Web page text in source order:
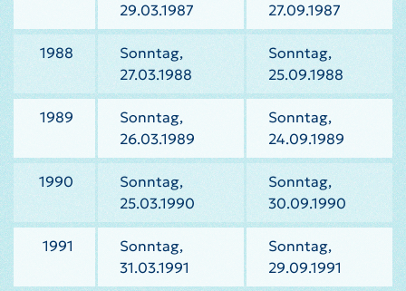
29.03.1987
27.09.1987
1988
Sonntag,
27.03.1988
Sonntag,
25.09.1988
1989
Sonntag,
26.03.1989
Sonntag,
24.09.1989
1990
Sonntag,
25.03.1990
Sonntag,
30.09.1990
1991
Sonntag,
31.03.1991
Sonntag,
29.09.1991